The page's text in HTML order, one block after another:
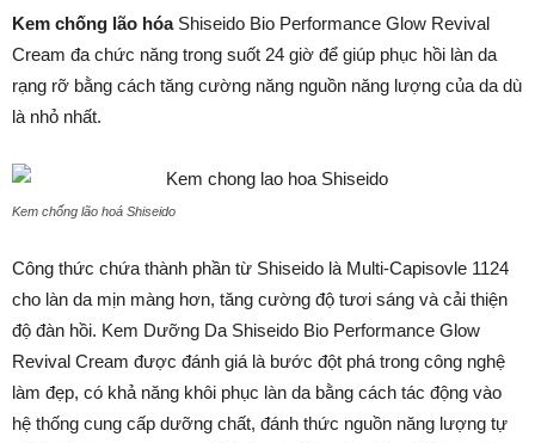
Kem chống lão hóaShiseido Bio Performance Glow Revival
Cream đa chức năng trong suốt 24 giờ để giúp phục hồi làn da
rạng rỡ bằng cách tăng cường năng nguồn năng lượng của da dù
là nhỏ nhất.
Kem chống lão hoá Shiseido
Công thức chứa thành phần từ Shiseido là Multi-Capisovle 1124
cho làn da mịn màng hơn, tăng cường độ tươi sáng và cải thiện
độ đàn hồi. Kem Dưỡng Da Shiseido Bio Performance Glow
Revival Cream được đánh giá là bước đột phá trong công nghệ
làm đẹp, có khả năng khôi phục làn da bằng cách tác động vào
hệ thống cung cấp dưỡng chất, đánh thức nguồn năng lượng tự